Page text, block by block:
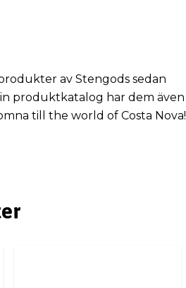
av Stengods sedan
produktkatalog har dem även
till the world of Costa Nova!